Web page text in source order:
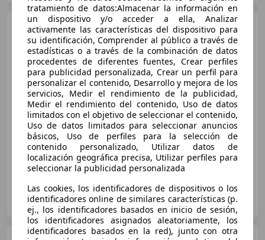
Mercedes-Benz A 45
AMG 4Matic 7G-DCT
€ 22.950
Buen precio
01/2014 165.750 km Gasolina
265 kW (360 CV)
MIAMIAUTO.ES
ES-43890 MIAMI PLAYA
tratamiento de datos:Almacenar la información en
un dispositivo y/o acceder a ella, Analizar
activamente las características del dispositivo para
su identificación, Comprender al público a través de
estadísticas o a través de la combinación de datos
procedentes de diferentes fuentes, Crear perfiles
para publicidad personalizada, Crear un perfil para
personalizar el contenido, Desarrollo y mejora de los
servicios, Medir el rendimiento de la publicidad,
Medir el rendimiento del contenido, Uso de datos
limitados con el objetivo de seleccionar el contenido,
Uso de datos limitados para seleccionar anuncios
básicos, Uso de perfiles para la selección de
contenido personalizado, Utilizar datos de
localización geográfica precisa, Utilizar perfiles para
seleccionar la publicidad personalizada
Las cookies, los identificadores de dispositivos o los
identificadores online de similares características (p.
ej., los identificadores basados en inicio de sesión,
los identificadores asignados aleatoriamente, los
identificadores basados en la red), junto con otra